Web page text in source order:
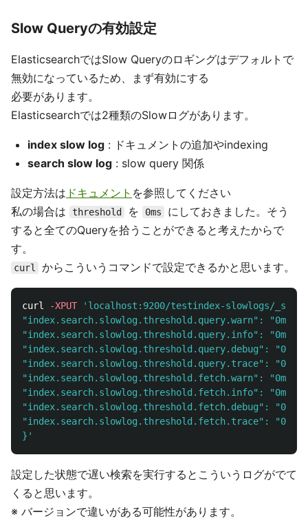
Slow Queryの有効設定
ElasticsearchではSlow Queryのロギングはデフォルトで
無効になっているため、まず有効にする
必要があります。
Elasticsearchでは2種類のSlowログがあります。
index slow log : ドキュメントの追加やindexing
search slow log : slow query 関係
設定方法は ドキュメント を参照してください
私の場合は
threshold を 0ms
にしておきました。そう
すると全てのQueryを拾うことができると考えたからで
す。
curl からこういうコマンドで設定できるかと思います。
curl -XPUT
'localhost:9200/testindex-slowlogs/
"index.search.slowlog.threshold.query.warn": "0ms",
"index.search.slowlog.threshold.query.info": "0ms",
"index.search.slowlog.threshold.query.debug": "0ms",
"index.search.slowlog.threshold.query.trace": "0ms",
"index.search.slowlog.threshold.fetch.warn": "0ms",
"index.search.slowlog.threshold.fetch.info": "0ms",
"index.search.slowlog.threshold.fetch.debug": "0ms",
"index.search.slowlog.threshold.fetch.trace": "0ms"
}'
設定した状態で遅い検索を実行するとこういうログがでて
くると思います。
※ バージョンで違いがある可能性があります。